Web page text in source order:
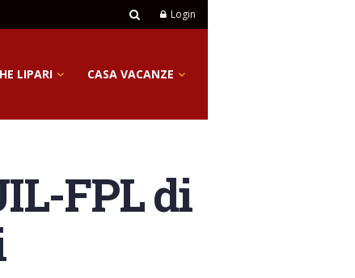
Login
LIPARI CASA VACANZE
FPL di